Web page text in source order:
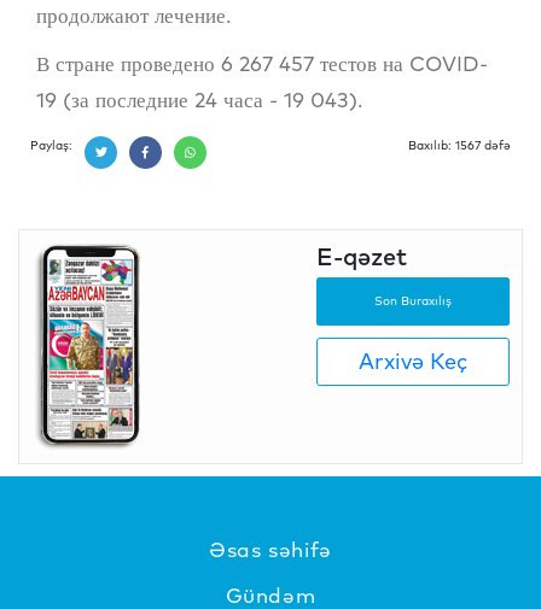
продолжают лечение.
В стране проведено 6 267 457 тестов на COVID-
19 (за последние 24 часа - 19 043).
Paylaş: Baxılıb: 1567 dəfə
E-qəzet
Son Buraxılış
Arxivə Keç
Əsas səhifə
Gündəm